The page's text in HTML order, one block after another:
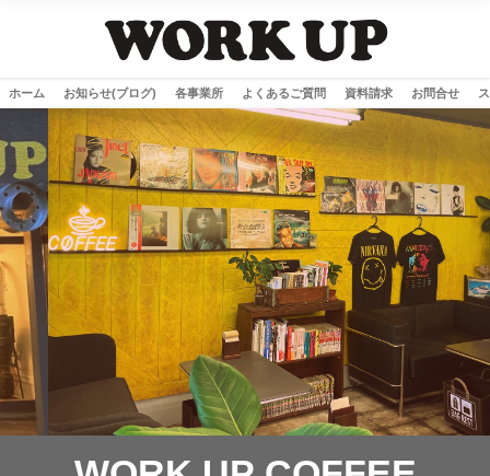
ホーム お知らせ(ブログ) 各事業所 よくあるご質問 資料請求 お問合せ